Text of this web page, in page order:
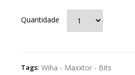
Quantidade
Tags: Wiha - Maxxtor - Bits